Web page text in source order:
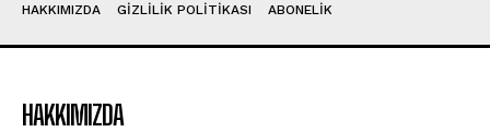
HAKKIMIZDA GIZLILIK POLITIKASI ABONELIK
HAKKIMIZDA